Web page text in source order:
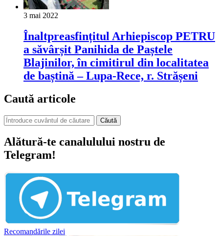
3 mai 2022
Înaltpreasfințitul Arhiepiscop PETRU
a săvârșit Panihida de Paștele
Blajinilor, în cimitirul din localitatea
de baștină – Lupa-Rece, r. Strășeni
Caută articole
Căută
Alătură-te canalulului nostru de
Telegram!
Recomandările zilei